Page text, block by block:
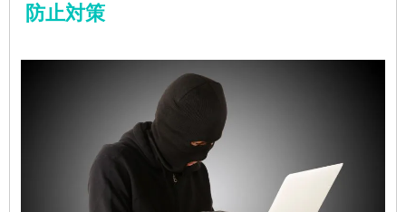
防止対策